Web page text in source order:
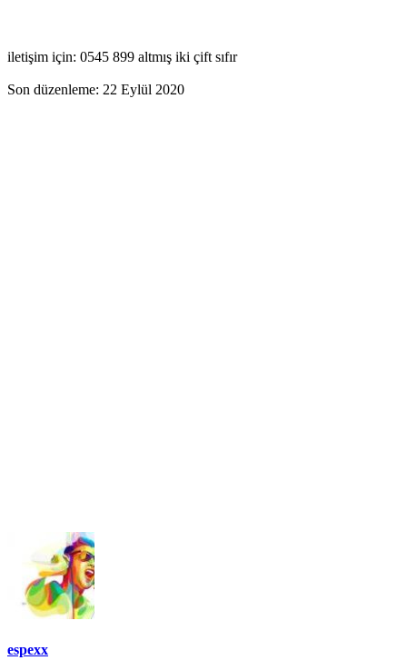
iletişim için: 0545 899 altmış iki çift sıfır
Son düzenleme: 22 Eylül 2020
espexx